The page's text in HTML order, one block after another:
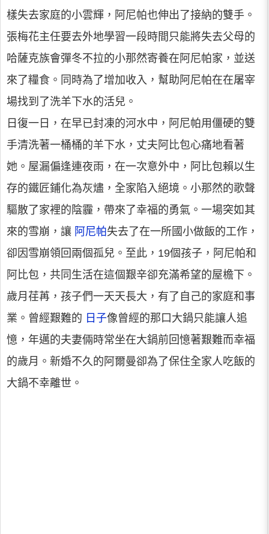
樣失去家庭的小雲輝，阿尼帕也伸出了接納的雙手。
張梅花主任要去外地學習一段時間只能將失去父母的
哈薩克族會彈冬不拉的小那然寄養在阿尼帕家，並送
來了糧食。同時為了增加收入，幫助阿尼帕在在屠宰
場找到了洗羊下水的活兒。
日復一日，在早已封凍的河水中，阿尼帕用僵硬的雙
手清洗著一桶桶的羊下水，丈夫阿比包心痛地看著
她。屋漏偏逢連夜雨，在一次意外中，阿比包賴以生
存的鐵匠鋪化為灰燼，全家陷入絕境。小那然的歌聲
驅散了家裡的陰霾，帶來了幸福的勇氣。一場突如其
來的雪崩，讓 阿尼帕失去了在一所國小做飯的工作，
卻因雪崩領回兩個孤兒。至此，19個孩子，阿尼帕和
阿比包，共同生活在這個艱辛卻充滿希望的屋檐下。
歲月荏苒，孩子們一天天長大，有了自己的家庭和事
業。曾經艱難的 日子像曾經的那口大鍋只能讓人追
憶，年邁的夫妻倆時常坐在大鍋前回憶著艱難而幸福
的歲月。新婚不久的阿爾曼卻為了保住全家人吃飯的
大鍋不幸離世。